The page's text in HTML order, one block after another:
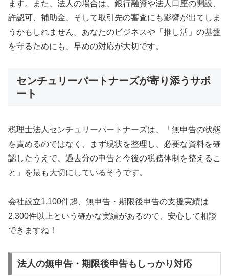
ます。また、法人の場合は、銀行融資や法人口座の開設、
許認可、補助金、そして取引先の審査にも影響が出てしま
うかもしれません。あなたのビジネスや「推し活」の基盤
を守るためにも、早めの対応が大切です。
センチュリーパートナーズが寄り添うサポ
ート
税理士法人センチュリーパートナーズは、「無申告の状態
を責めるのではなく、まず現状を整理し、必要な資料を確
認したうえで、過去分の申告と今後の税務体制を整えるこ
と」を最も大切にしているそうです。
会社設立1,100件超、無申告・期限後申告の支援実績は
2,300件以上という確かな実績があるので、安心して相談
できますね！
法人の無申告・期限後申告もしっかり対応